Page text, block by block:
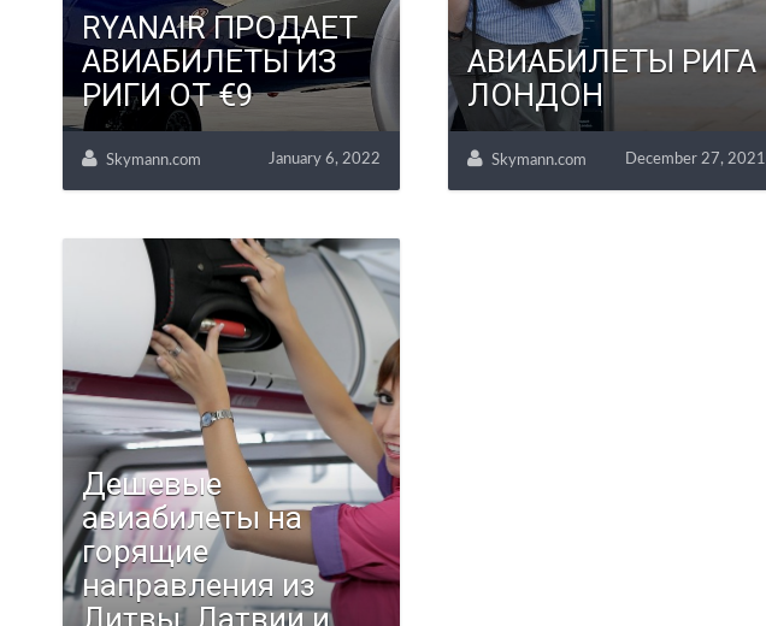
RYANAIR ПРОДАЕТ
АВИАБИЛЕТЫ ИЗ
РИГИ ОТ €9
Skymann.com January 6, 2022
АВИАБИЛЕТЫ РИГА
ЛОНДОН
Skymann.com December 27, 2021
Дешевые
авиабилеты на
горящие
направления из
Литвы, Латвии и